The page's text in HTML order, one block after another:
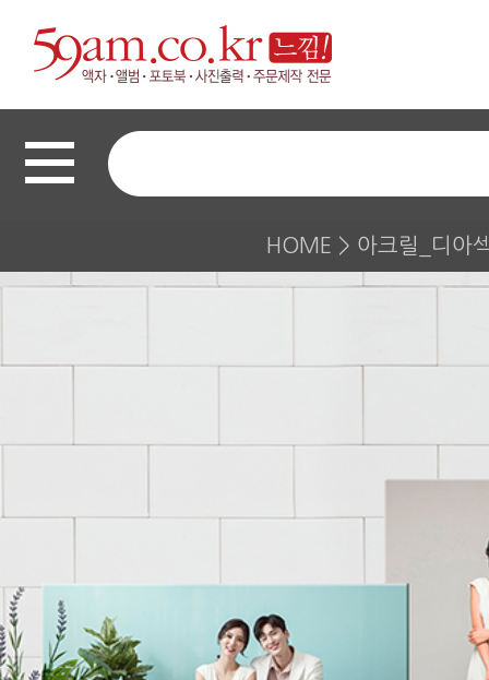
HOME > 아크릴_디아